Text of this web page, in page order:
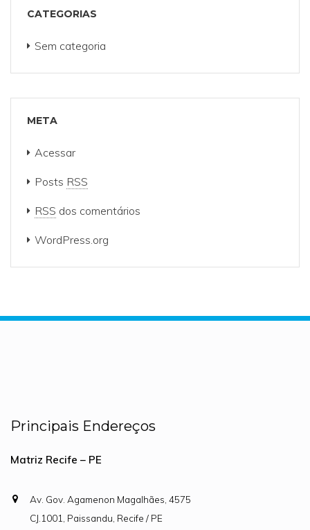
CATEGORIAS
Sem categoria
META
Acessar
Posts RSS
RSS dos comentários
WordPress.org
Principais Endereços
Matriz Recife – PE
Av. Gov. Agamenon Magalhães, 4575
CJ.1001, Paissandu, Recife / PE